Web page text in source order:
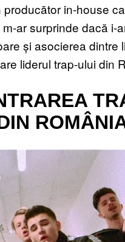
in-house
ar surprinde dacă i-
și asocierea dintre
liderul trap-ului din